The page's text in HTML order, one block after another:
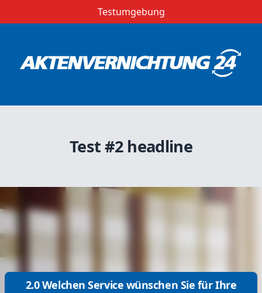
Testumgebung
Test #2 headline
2.0 Welchen Service wünschen Sie für Ihre